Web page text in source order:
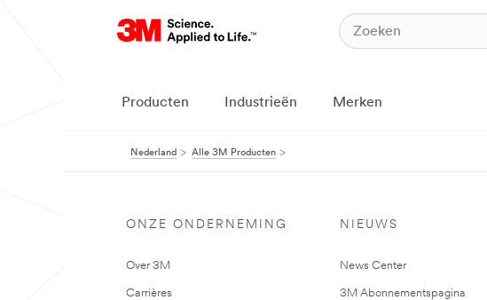
Producten Industrieën Merken
Nederland Alle 3M Producten
ONZE ONDERNEMING
Over 3M
Carrières
NIEUWS
News Center
3M Abonnementspagina